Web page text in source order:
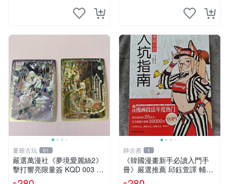
董爺古玩 61
嚴選萬漫社《夢境愛麗絲2》
擊打響亮限量簽 KQD 003 張
愛麗絲插畫 特別收藏 獨家繪
静古斋 1
《韓國漫畫新手必讀入門手
冊》嚴選推薦 邱鈺萱譯 輔助
學習 漫畫初學、韓漫入門 漫